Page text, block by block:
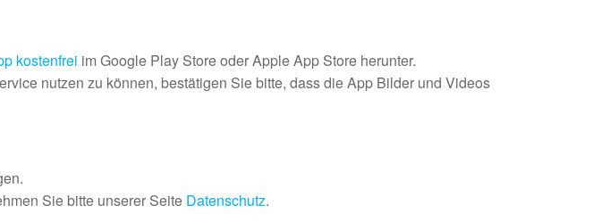
kostenfrei im Google Play Store oder Apple App Store herunter.
nutzen zu können, bestätigen Sie bitte, dass die App Bilder und Videos
Sie bitte unserer Seite Datenschutz.